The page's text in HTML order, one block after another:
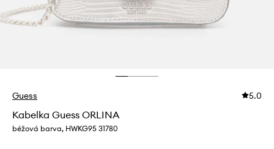
Guess 5.0
Kabelka Guess ORLINA
béžová barva, HWKG95 31780